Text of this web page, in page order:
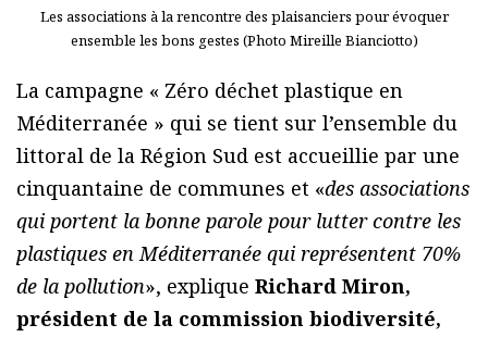
Les associations à la rencontre des plaisanciers pour évoquer
ensemble les bons gestes (Photo Mireille Bianciotto)
La campagne « Zéro déchet plastique en
Méditerranée » qui se tient sur l’ensemble du
littoral de la Région Sud est accueillie par une
cinquantaine de communes et «des associations
qui portent la bonne parole pour lutter contre les
plastiques en Méditerranée qui représentent 70%
de la pollution», explique Richard Miron,
président de la commission biodiversité,